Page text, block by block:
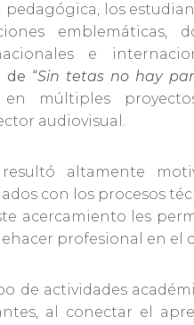
pedagógica, los
emblemáticas,
e
de “Sin tetas no hay
en múltiples
audiovisual.
altamente
con los procesos
acercamiento les
profesional en el
de actividades
al conectar el